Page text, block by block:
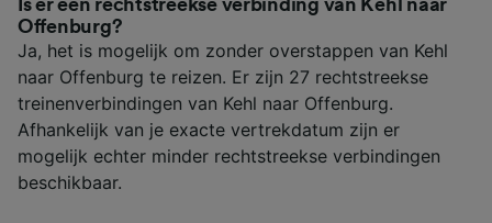
Is er een rechtstreekse verbinding van Kehl naar
Offenburg?
Ja, het is mogelijk om zonder overstappen van Kehl
naar Offenburg te reizen. Er zijn 27 rechtstreekse
treinenverbindingen van Kehl naar Offenburg.
Afhankelijk van je exacte vertrekdatum zijn er
mogelijk echter minder rechtstreekse verbindingen
beschikbaar.